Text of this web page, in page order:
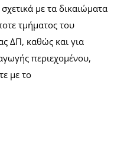
με τα δικαιώματα
τμήματος του
ΔΠ, καθώς και για
περιεχομένου,
με το